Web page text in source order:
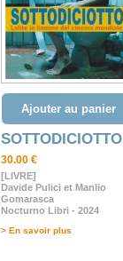
Ajouter au panier
SOTTODICIOTTO
30.00 €
[LIVRE]
Davide Pulici et Manlio
Gomarasca
Nocturno Libri - 2024
> En savoir plus